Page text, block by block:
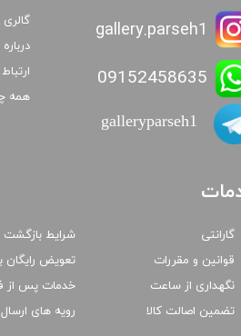
09152458635
gallery.parseh1
گارانتی
قوانین و مقررات
نگهداری از ساعت
تضمین اصالت کالا
درباره
همه
galleryparseh1
شرایط بازگشت
تعویض رایگان
خدمات پس از
رویه های